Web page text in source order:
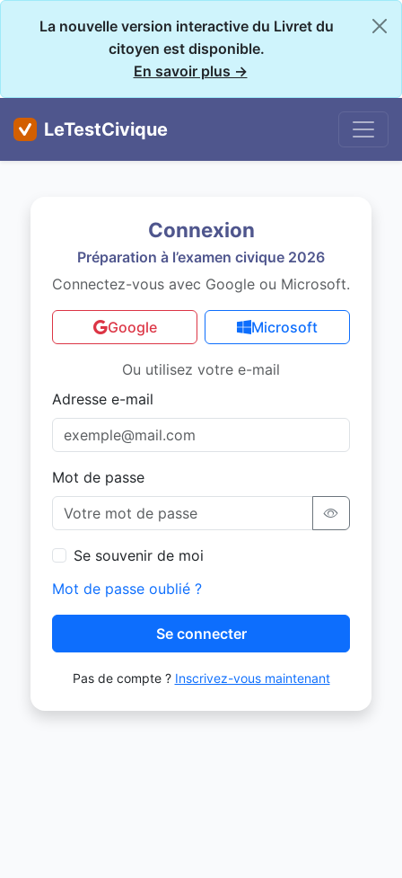
La nouvelle version interactive du Livret du
citoyen est disponible.
En savoir plus →
LeTestCivique
Connexion
Préparation à l’examen civique 2026
Connectez-vous avec Google ou Microsoft.
Google Microsoft
Ou utilisez votre e-mail
Adresse e-mail
Mot de passe
Se souvenir de moi
Mot de passe oublié ?
Se connecter
Pas de compte ? Inscrivez-vous maintenant